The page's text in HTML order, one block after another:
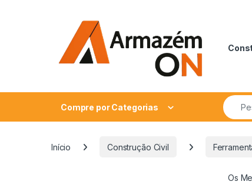
Compre por Categorias
Início Construção Civil
Os